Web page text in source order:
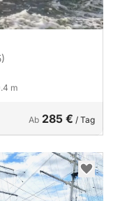
m
Ab 285 € / Tag